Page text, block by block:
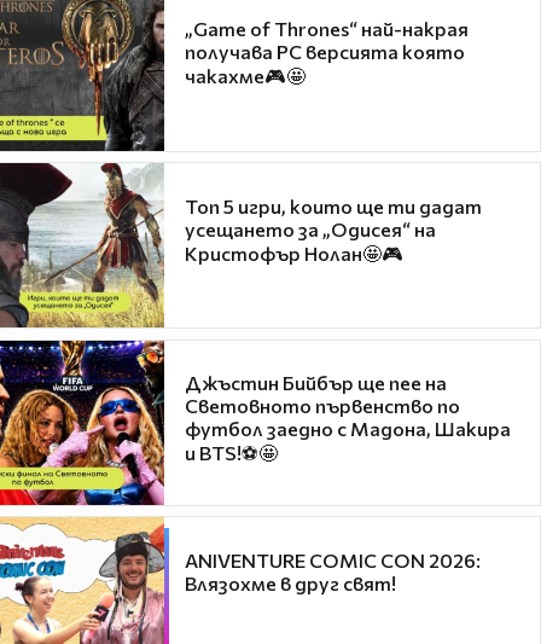
„Game of Thrones“ най-накрая
получава PC версията която
чакахме🎮🤩
Топ 5 игри, които ще ти дадат
усещането за „Одисея“ на
Кристофър Нолан🤩🎮
Джъстин Бийбър ще пее на
Световното първенство по
футбол заедно с Мадона, Шакира
и BTS!⚽🤩
ANIVENTURE COMIC CON 2026:
Влязохме в друг свят!